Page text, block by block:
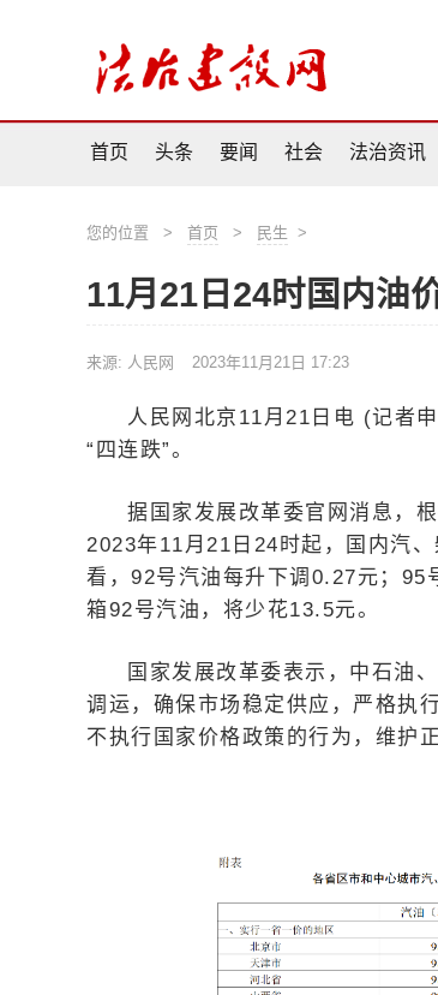
首页 头条 要闻 社会 法治资讯
您的位置 > 首页 > 民生 >
11月21日24时国内油
来源: 人民网 2023年11月21日 17:23
人民网北京11月21日电 (记者
“四连跌”。
据国家发展改革委官网消息，
2023年11月21日24时起，国内汽
看，92号汽油每升下调0.27元；95
箱92号汽油，将少花13.5元。
国家发展改革委表示，中石油
调运，确保市场稳定供应，严格执
不执行国家价格政策的行为，维护